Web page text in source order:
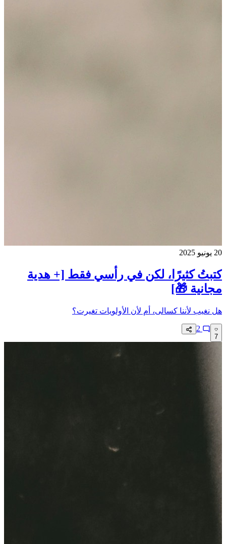
20 يونيو 2025
كتبتُ كثيرًا، لكن في رأسي فقط [+ هدية
مجانية 🎁]
هل نغيب لأننا كسالى، أم لأن الأولويات تغيرت؟
7